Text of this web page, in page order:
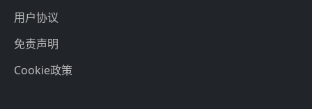
用户协议
免责声明
Cookie政策